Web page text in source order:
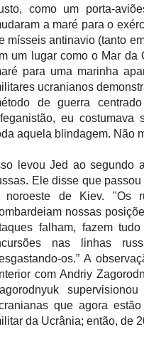
como um porta-
a maré para o
mísseis antinavio (tanto
um lugar como o Mar da
para uma marinha
ucranianos
de guerra
eu costumava
aquela blindagem. Não
levou Jed ao segundo
Ele disse que
noroeste de Kiev. "Os
nossas
falham, fazem
nas linhas
os.” A
com Andriy
que agora
da Ucrânia; então, de